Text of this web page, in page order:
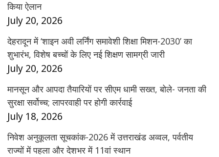
किया ऐलान
July 20, 2026
देहरादून में ‘शाइन अवी लर्निंग समावेशी शिक्षा मिशन-2030’ का
शुभारंभ, विशेष बच्चों के लिए नई शिक्षण सामग्री जारी
July 20, 2026
मानसून और आपदा तैयारियों पर सीएम धामी सख्त, बोले- जनता की
सुरक्षा सर्वोच्च; लापरवाही पर होगी कार्रवाई
July 18, 2026
निवेश अनुकूलता सूचकांक-2026 में उत्तराखंड अव्वल, पर्वतीय
राज्यों में पहला और देशभर में 11वां स्थान